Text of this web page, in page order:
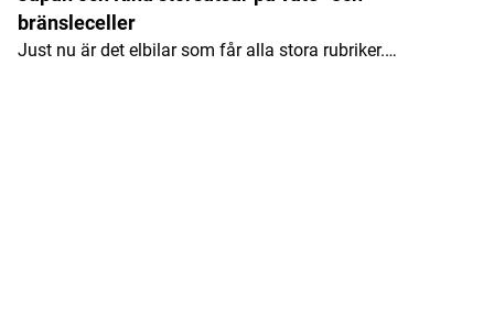
bränsleceller
Just nu är det elbilar som får alla stora rubriker.…